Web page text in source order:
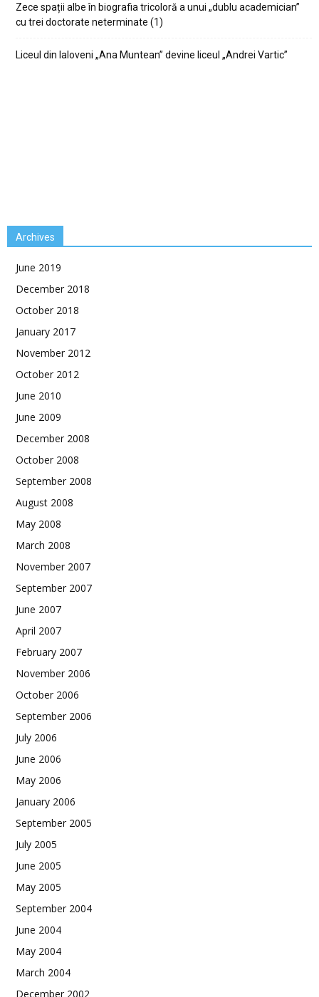
Zece spații albe în biografia tricoloră a unui „dublu academician”
cu trei doctorate neterminate (1)
Liceul din Ialoveni „Ana Muntean” devine liceul „Andrei Vartic”
Archives
June 2019
December 2018
October 2018
January 2017
November 2012
October 2012
June 2010
June 2009
December 2008
October 2008
September 2008
August 2008
May 2008
March 2008
November 2007
September 2007
June 2007
April 2007
February 2007
November 2006
October 2006
September 2006
July 2006
June 2006
May 2006
January 2006
September 2005
July 2005
June 2005
May 2005
September 2004
June 2004
May 2004
March 2004
December 2002